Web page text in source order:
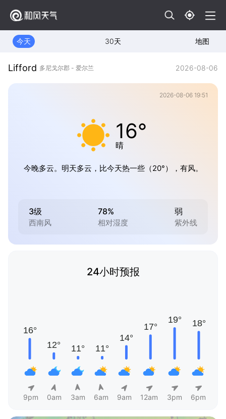
今天 30天 地图
Lifford 多尼戈尔郡 - 爱尔兰 2026-08-06
2026-08-06 19:51
16°
晴
今晚多云。明天多云，比今天热一些（20°），有风。
3级
西南风
78%
相对湿度
弱
紫外线
24小时预报
9pm 0am 3am 6am 9am 12am 3pm 6pm